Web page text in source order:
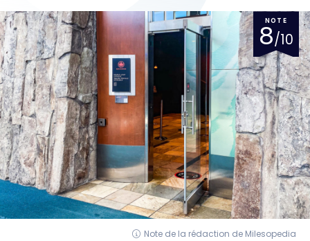
NOTE
8/10
Note de la rédaction de Milesopedia